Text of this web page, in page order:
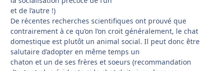
et de l’autre !)
De récentes recherches scientifiques ont prouvé que
contrairement à ce qu’on l’on croit généralement, le chat
domestique est plutôt un animal social. Il peut donc être
salutaire d’adopter en même temps un
chaton et un de ses frères et soeurs (recommandation